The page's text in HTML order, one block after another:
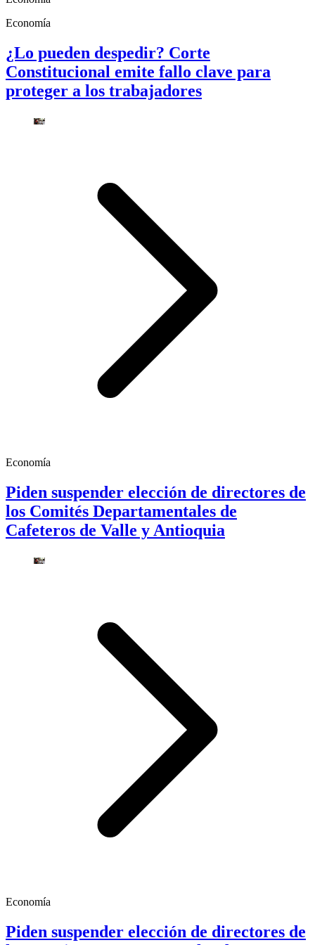
Economía
¿Lo pueden despedir? Corte
Constitucional emite fallo clave para
proteger a los trabajadores
Economía
Piden suspender elección de directores de
los Comités Departamentales de
Cafeteros de Valle y Antioquia
Economía
Piden suspender elección de directores de